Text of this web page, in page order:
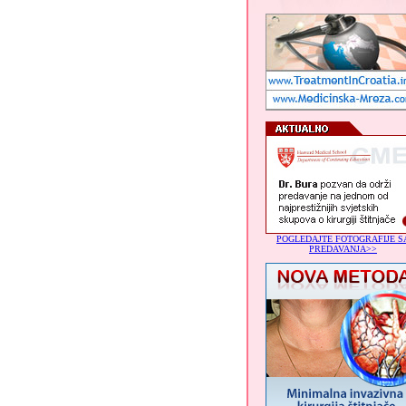
POGLEDAJTE FOTOGRAFIJE
PREDAVANJA>>